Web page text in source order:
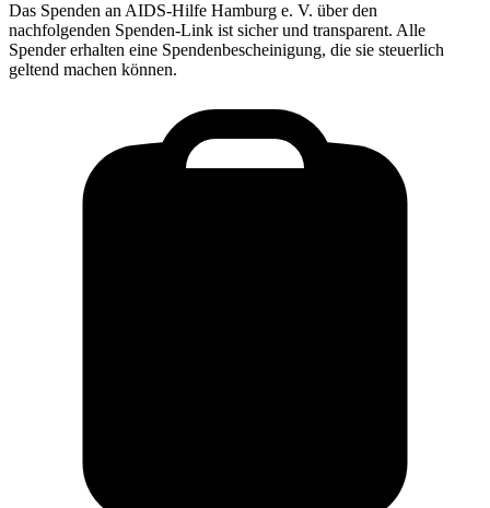
Das Spenden an AIDS-Hilfe Hamburg e. V. über den
nachfolgenden Spenden-Link ist sicher und transparent. Alle
Spender erhalten eine Spendenbescheinigung, die sie steuerlich
geltend machen können.